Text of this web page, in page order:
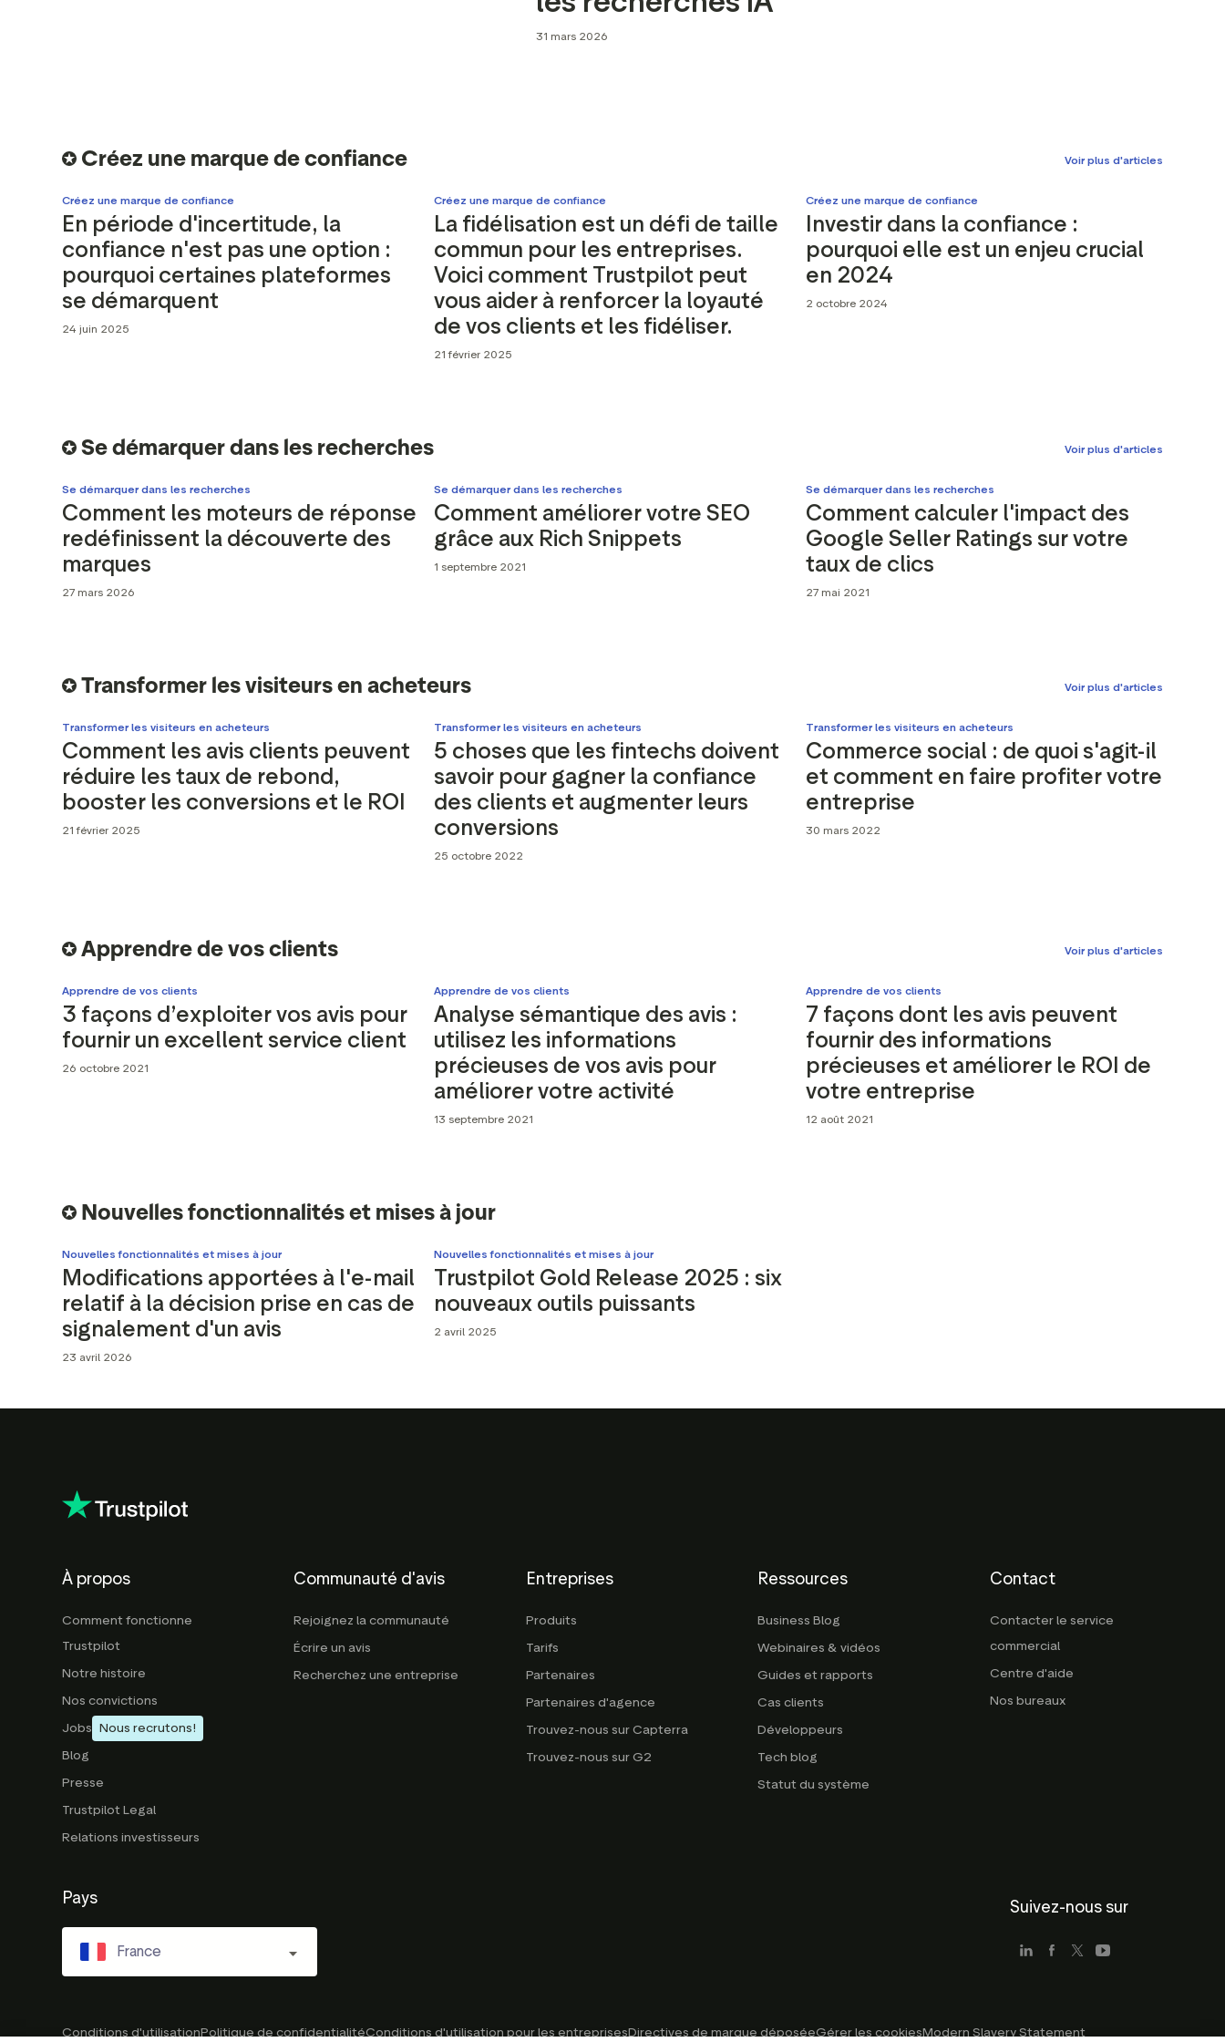
Analyse sémantique des
avis
31 mars 2026
Créez une marque de confiance Voir plus d'articles
Créez une marque de confiance
En période d'incertitude, la
confiance n'est pas une option :
pourquoi certaines plateformes
se démarquent
24 juin 2025
Créez une marque de confiance
La fidélisation est un défi de taille
commun pour les entreprises.
Voici comment Trustpilot peut
vous aider à renforcer la loyauté
de vos clients et les fidéliser.
21 février 2025
Créez une marque de confiance
Investir dans la confiance :
pourquoi elle est un enjeu crucial
en 2024
2 octobre 2024
Se démarquer dans les recherches Voir plus d'articles
Se démarquer dans les recherches
Comment les moteurs de réponse
redéfinissent la découverte des
marques
27 mars 2026
Se démarquer dans les recherches
Comment améliorer votre SEO
grâce aux Rich Snippets
1 septembre 2021
Se démarquer dans les recherches
Comment calculer l'impact des
Google Seller Ratings sur votre
taux de clics
27 mai 2021
Transformer les visiteurs en acheteurs Voir plus d'articles
Transformer les visiteurs en acheteurs
Comment les avis clients peuvent
réduire les taux de rebond,
booster les conversions et le ROI
21 février 2025
Transformer les visiteurs en acheteurs
5 choses que les fintechs doivent
savoir pour gagner la confiance
des clients et augmenter leurs
conversions
25 octobre 2022
Transformer les visiteurs en acheteurs
Commerce social : de quoi s'agit-il
et comment en faire profiter votre
entreprise
30 mars 2022
Apprendre de vos clients Voir plus d'articles
Apprendre de vos clients
3 façons d’exploiter vos avis pour
fournir un excellent service client
26 octobre 2021
Apprendre de vos clients
Analyse sémantique des avis :
utilisez les informations
précieuses de vos avis pour
améliorer votre activité
13 septembre 2021
Apprendre de vos clients
7 façons dont les avis peuvent
fournir des informations
précieuses et améliorer le ROI de
votre entreprise
12 août 2021
Nouvelles fonctionnalités et mises à jour
Nouvelles fonctionnalités et mises à jour
Modifications apportées à l'e-mail
relatif à la décision prise en cas de
signalement d'un avis
23 avril 2026
Nouvelles fonctionnalités et mises à jour
Trustpilot Gold Release 2025 : six
nouveaux outils puissants
2 avril 2025
À propos
Comment fonctionne
Trustpilot
Notre histoire
Nos convictions
Jobs Nous recrutons!
Blog
Presse
Trustpilot Legal
Relations investisseurs
Communauté d'avis
Rejoignez la communauté
Écrire un avis
Recherchez une entreprise
Entreprises
Produits
Tarifs
Partenaires
Partenaires d'agence
Trouvez-nous sur Capterra
Trouvez-nous sur G2
Ressources
Business Blog
Webinaires & vidéos
Guides et rapports
Cas clients
Développeurs
Tech blog
Statut du système
Contact
Contacter le service
commercial
Centre d'aide
Nos bureaux
Pays
France
Suivez-nous sur
Conditions d'utilisationPolitique de confidentialitéConditions d'utilisation pour les entreprisesDirectives de marque déposéeGérer les cookiesModern Slavery Statement